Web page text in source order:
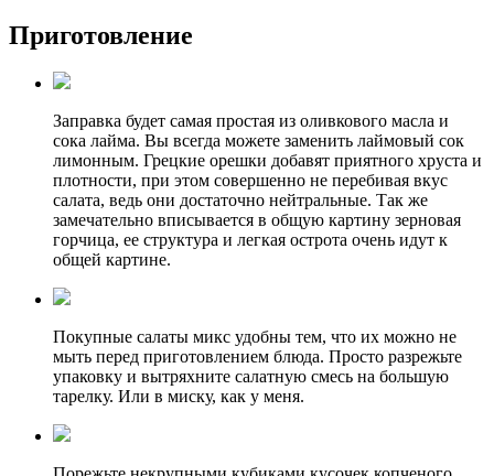
Приготовление
Заправка будет самая простая из оливкового масла и
сока лайма. Вы всегда можете заменить лаймовый сок
лимонным. Грецкие орешки добавят приятного хруста и
плотности, при этом совершенно не перебивая вкус
салата, ведь они достаточно нейтральные. Так же
замечательно вписывается в общую картину зерновая
горчица, ее структура и легкая острота очень идут к
общей картине.
Покупные салаты микс удобны тем, что их можно не
мыть перед приготовлением блюда. Просто разрежьте
упаковку и вытряхните салатную смесь на большую
тарелку. Или в миску, как у меня.